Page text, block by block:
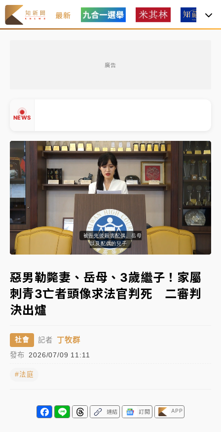
最新
廣告
NEWS
韓股最壞時期已過？大摩估去槓桿完成逾半 波動率降
至2個月低
「白海豚」雨炸新北！通報109件災情 侯友宜揭這類災
損最多
白海豚挾豪雨狂炸新北！時雨量破百毫米 水塔、雨棚
砸落毀車
金控第2季海外曝險破31兆創高 日本年增45%居冠
日職｜
林安可狀態正好卻因左膝疼痛下二軍 日媒感嘆
「好事多磨」
至2個月低
「白海豚」雨炸新北！通報109件災情 侯友宜揭這類災
損最多
白海豚挾豪雨狂炸新北！時雨量破百毫米 水塔、雨棚
砸落毀車
▲
▼
都是出於事先謀劃
蓄意連續殺害
Unmute Loaded:
88.32%
惡男勒斃妻、岳母、3歲繼子！家屬
刺青3亡者頭像求法官判死 二審判
決出爐
社會 記者 丁牧群
發布 2026/07/09 11:11
#法庭
連結 訂閱 APP